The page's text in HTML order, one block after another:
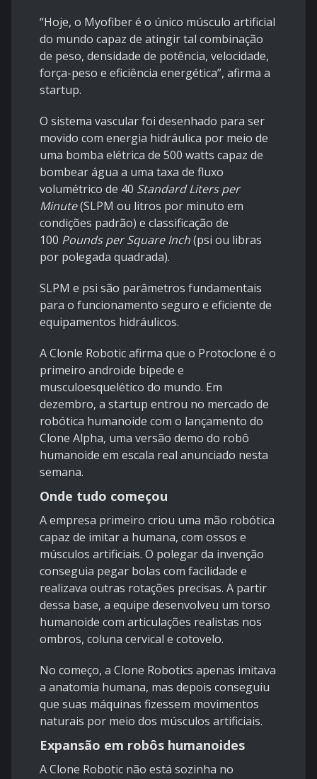
“Hoje, o Myofiber é o único músculo artificial
do mundo capaz de atingir tal combinação
de peso, densidade de potência, velocidade,
força-peso e eficiência energética”, afirma a
startup.
O sistema vascular foi desenhado para ser
movido com energia hidráulica por meio de
uma bomba elétrica de 500 watts capaz de
bombear água a uma taxa de fluxo
volumétrico de 40 Standard Liters per
Minute(SLPM ou litros por minuto em
condições padrão) e classificação de
100 Pounds per Square Inch(psi ou libras
por polegada quadrada).
SLPM e psi são parâmetros fundamentais
para o funcionamento seguro e eficiente de
equipamentos hidráulicos.
A Clonle Robotic afirma que o Protoclone é o
primeiro androide bípede e
musculoesquelético do mundo. Em
dezembro, a startup entrou no mercado de
robótica humanoide com o lançamento do
Clone Alpha, uma versão demo do robô
humanoide em escala real anunciado nesta
semana.
Onde tudo começou
A empresa primeiro criou uma mão robótica
capaz de imitar a humana, com ossos e
músculos artificiais. O polegar da invenção
conseguia pegar bolas com facilidade e
realizava outras rotações precisas. A partir
dessa base, a equipe desenvolveu um torso
humanoide com articulações realistas nos
ombros, coluna cervical e cotovelo.
No começo, a Clone Robotics apenas imitava
a anatomia humana, mas depois conseguiu
que suas máquinas fizessem movimentos
naturais por meio dos músculos artificiais.
Expansão em robôs humanoides
A Clone Robotic não está sozinha no